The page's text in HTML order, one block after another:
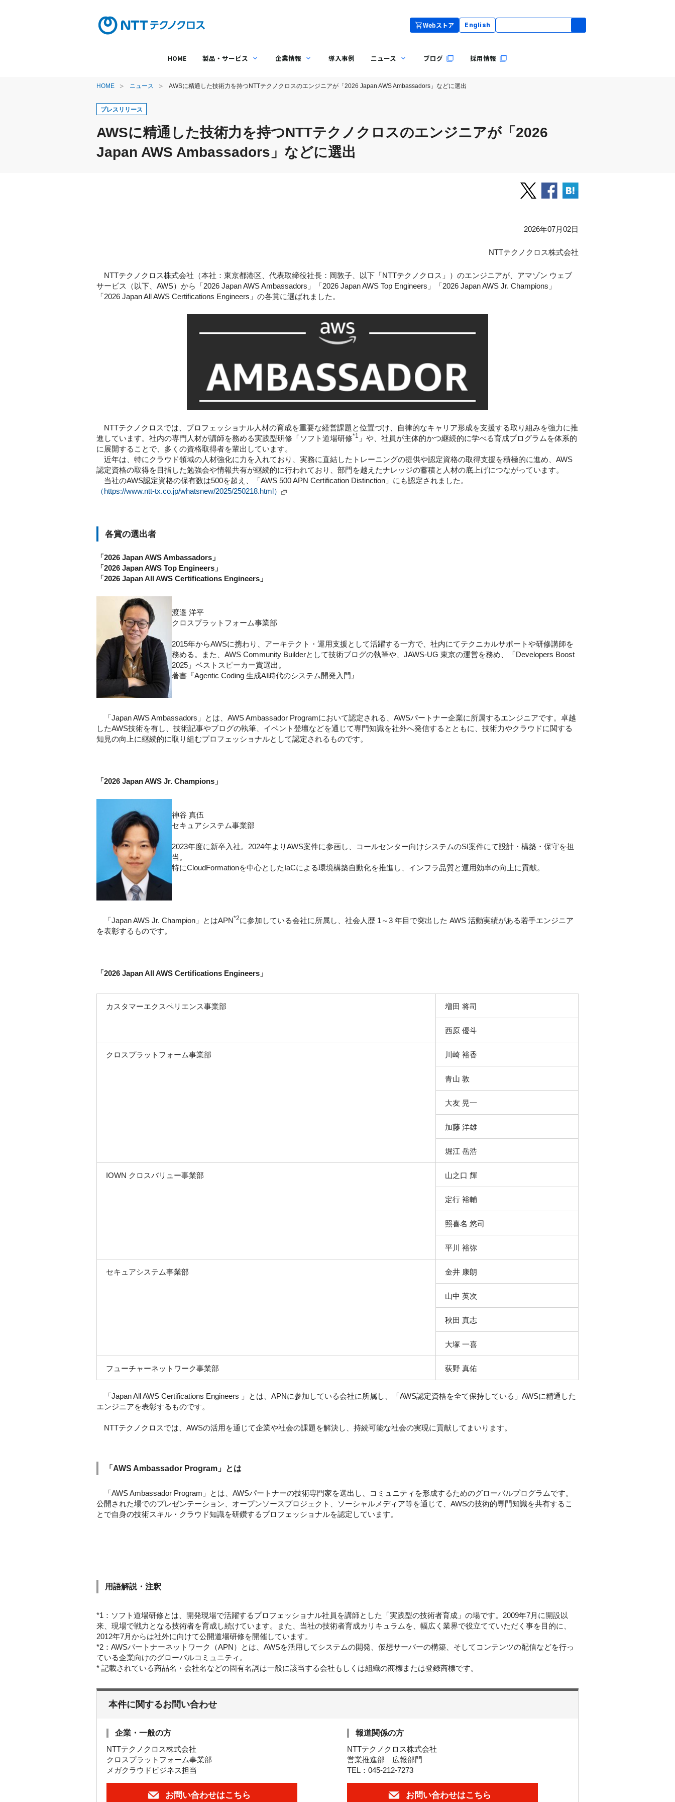
Webストア English
HOME 製品・サービス 企業情報 導入事例 ニュース ブログ 採用情報
HOME ニュース AWSに精通した技術力を持つNTTテクノクロスのエンジニアが「2026 Japan AWS Ambassadors」などに選出
プレスリリース
AWSに精通した技術力を持つNTTテクノクロスのエンジニアが「2026
Japan AWS Ambassadors」などに選出
2026年07月02日
NTTテクノクロス株式会社
NTTテクノクロス株式会社（本社：東京都港区、代表取締役社長：岡敦子、以下「NTTテクノクロス」）のエンジニアが、アマゾン ウェブ
サービス（以下、AWS）から「2026 Japan AWS Ambassadors」「2026 Japan AWS Top Engineers」「2026 Japan AWS Jr. Champions」
「2026 Japan All AWS Certifications Engineers」の各賞に選ばれました。
NTTテクノクロスでは、プロフェッショナル人材の育成を重要な経営課題と位置づけ、自律的なキャリア形成を支援する取り組みを強力に推
進しています。社内の専門人材が講師を務める実践型研修「ソフト道場研修*1 」や、社員が主体的かつ継続的に学べる育成プログラムを体系的
に展開することで、多くの資格取得者を輩出しています。
近年は、特にクラウド領域の人材強化に力を入れており、実務に直結したトレーニングの提供や認定資格の取得支援を積極的に進め、AWS
認定資格の取得を目指した勉強会や情報共有が継続的に行われており、部門を越えたナレッジの蓄積と人材の底上げにつながっています。
当社のAWS認定資格の保有数は500を超え、「AWS 500 APN Certification Distinction」にも認定されました。
（https://www.ntt-tx.co.jp/whatsnew/2025/250218.html）
各賞の選出者
「2026 Japan AWS Ambassadors」
「2026 Japan AWS Top Engineers」
「2026 Japan All AWS Certifications Engineers」
渡邉 洋平
クロスプラットフォーム事業部
2015年からAWSに携わり、アーキテクト・運用支援として活躍する一方で、社内にてテクニカルサポートや研修講師を
務める。また、AWS Community Builderとして技術ブログの執筆や、JAWS-UG 東京の運営を務め、「Developers Boost
2025」ベストスピーカー賞選出。
著書『Agentic Coding 生成AI時代のシステム開発入門』
「Japan AWS Ambassadors」とは、AWS Ambassador Programにおいて認定される、AWSパートナー企業に所属するエンジニアです。卓越
したAWS技術を有し、技術記事やブログの執筆、イベント登壇などを通じて専門知識を社外へ発信するとともに、技術力やクラウドに関する
知見の向上に継続的に取り組むプロフェッショナルとして認定されるものです。
「2026 Japan AWS Jr. Champions」
神谷 真伍
セキュアシステム事業部
2023年度に新卒入社。2024年よりAWS案件に参画し、コールセンター向けシステムのSI案件にて設計・構築・保守を担
当。
特にCloudFormationを中心としたIaCによる環境構築自動化を推進し、インフラ品質と運用効率の向上に貢献。
「Japan AWS Jr. Champion」とはAPN*2に参加している会社に所属し、社会人歴 1～3 年目で突出した AWS 活動実績がある若手エンジニア
を表彰するものです。
「2026 Japan All AWS Certifications Engineers」
カスタマーエクスペリエンス事業部 増田 将司
西原 優斗
クロスプラットフォーム事業部 川崎 裕香
青山 敦
大友 晃一
加藤 洋雄
堀江 岳浩
IOWN クロスバリュー事業部 山之口 輝
定行 裕輔
照喜名 悠司
平川 裕弥
セキュアシステム事業部 金井 康朗
山中 英次
秋田 真志
大塚 一喜
フューチャーネットワーク事業部 荻野 真佑
「Japan All AWS Certifications Engineers 」とは、APNに参加している会社に所属し、「AWS認定資格を全て保持している」AWSに精通した
エンジニアを表彰するものです。
NTTテクノクロスでは、AWSの活用を通じて企業や社会の課題を解決し、持続可能な社会の実現に貢献してまいります。
「AWS Ambassador Program」とは
「AWS Ambassador Program」とは、AWSパートナーの技術専⾨家を選出し、コミュニティを形成するためのグローバルプログラムです。
公開された場でのプレゼンテーション、オープンソースプロジェクト、ソーシャルメディア等を通じて、AWSの技術的専⾨知識を共有するこ
とで⾃⾝の技術スキル・クラウド知識を研鑽するプロフェッショナルを認定しています。
用語解説・注釈
*1：ソフト道場研修とは、開発現場で活躍するプロフェッショナル社員を講師とした「実践型の技術者育成」の場です。2009年7月に開設以
来、現場で戦力となる技術者を育成し続けています。また、当社の技術者育成カリキュラムを、幅広く業界で役立てていただく事を目的に、
2012年7月からは社外に向けて公開道場研修を開催しています。
*2：AWSパートナーネットワーク（APN）とは、AWSを活用してシステムの開発、仮想サーバーの構築、そしてコンテンツの配信などを行っ
ている企業向けのグローバルコミュニティ。
* 記載されている商品名・会社名などの固有名詞は一般に該当する会社もしくは組織の商標または登録商標です。
本件に関するお問い合わせ
企業・一般の方
NTTテクノクロス株式会社
クロスプラットフォーム事業部
メガクラウドビジネス担当
お問い合わせはこちら
報道関係の方
NTTテクノクロス株式会社
営業推進部 広報部門
TEL：045-212-7273
お問い合わせはこちら